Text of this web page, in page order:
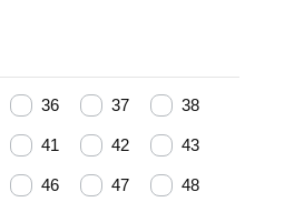
36 37 38
41 42 43
46 47 48